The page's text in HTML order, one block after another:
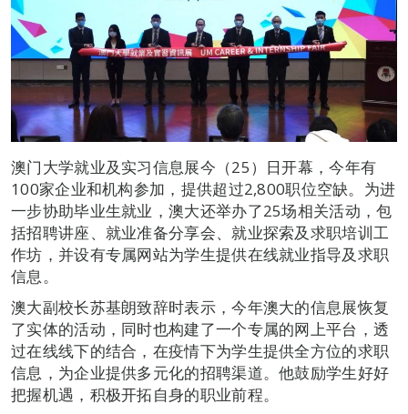
澳门大学就业及实习信息展今（25）日开幕，今年有
100家企业和机构参加，提供超过2,800职位空缺。为进
一步协助毕业生就业，澳大还举办了25场相关活动，包
括招聘讲座、就业准备分享会、就业探索及求职培训工
作坊，并设有专属网站为学生提供在线就业指导及求职
信息。
澳大副校长苏基朗致辞时表示，今年澳大的信息展恢复
了实体的活动，同时也构建了一个专属的网上平台，透
过在线线下的结合，在疫情下为学生提供全方位的求职
信息，为企业提供多元化的招聘渠道。他鼓励学生好好
把握机遇，积极开拓自身的职业前程。